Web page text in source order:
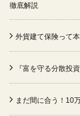
徹底解説
外貨建て保険って
『富を守る分散投
まだ間に合う！10